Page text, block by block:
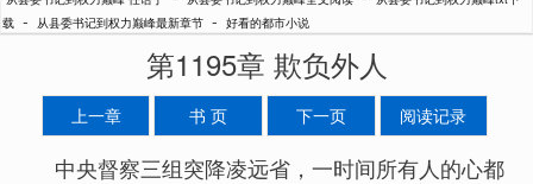
载 - 从县委书记到权力巅峰最新章节 - 好看的都市小说
第1195章 欺负外人
上一章 书 页 下一页 阅读记录
中央督察三组突降凌远省，一时间所有人的心都